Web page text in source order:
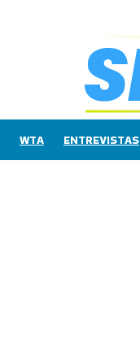
WTA ENTREVISTAS